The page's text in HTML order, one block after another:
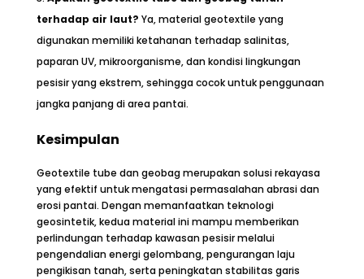
terhadap air laut? Ya, material geotextile yang
digunakan memiliki ketahanan terhadap salinitas,
paparan UV, mikroorganisme, dan kondisi lingkungan
pesisir yang ekstrem, sehingga cocok untuk penggunaan
jangka panjang di area pantai.
Kesimpulan
Geotextile tube dan geobag merupakan solusi rekayasa
yang efektif untuk mengatasi permasalahan abrasi dan
erosi pantai. Dengan memanfaatkan teknologi
geosintetik, kedua material ini mampu memberikan
perlindungan terhadap kawasan pesisir melalui
pengendalian energi gelombang, pengurangan laju
pengikisan tanah, serta peningkatan stabilitas garis